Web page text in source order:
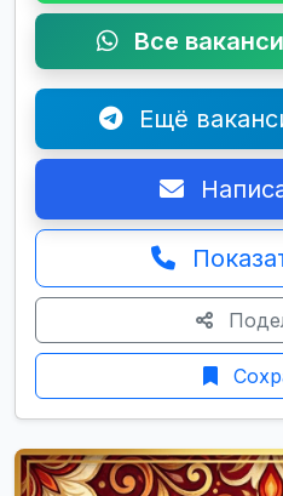
Все
Ещё